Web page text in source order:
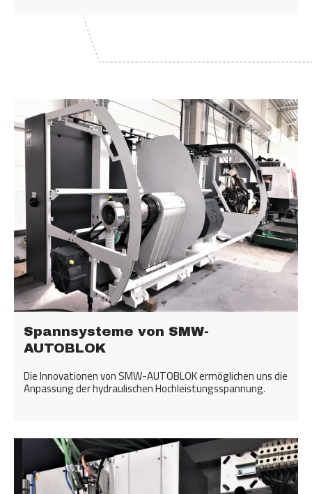
Spannsysteme von SMW-
AUTOBLOK
Die Innovationen von SMW-AUTOBLOK ermöglichen uns die
Anpassung der hydraulischen Hochleistungsspannung.